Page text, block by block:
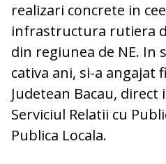
realizari concrete in
infrastructura rutiera
din regiunea de NE. In
cativa ani, si-a angajat
Judetean Bacau,
Serviciul Relatii cu
Publica Locala.